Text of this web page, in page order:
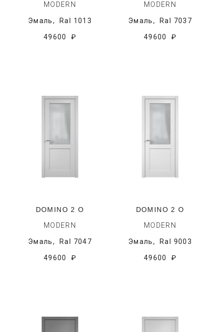
MODERN
Эмаль, Ral 1013
49600 ₽
MODERN
Эмаль, Ral 7037
49600 ₽
DOMINO 2 O
MODERN
Эмаль, Ral 7047
49600 ₽
DOMINO 2 O
MODERN
Эмаль, Ral 9003
49600 ₽